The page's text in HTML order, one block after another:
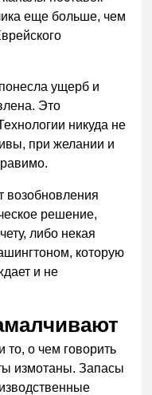
еще больше, чем
ущерб и
Это
никуда не
при желании и
возобновления
решение,
либо некая
которую
и не
о чем говорить
измотаны. Запасы